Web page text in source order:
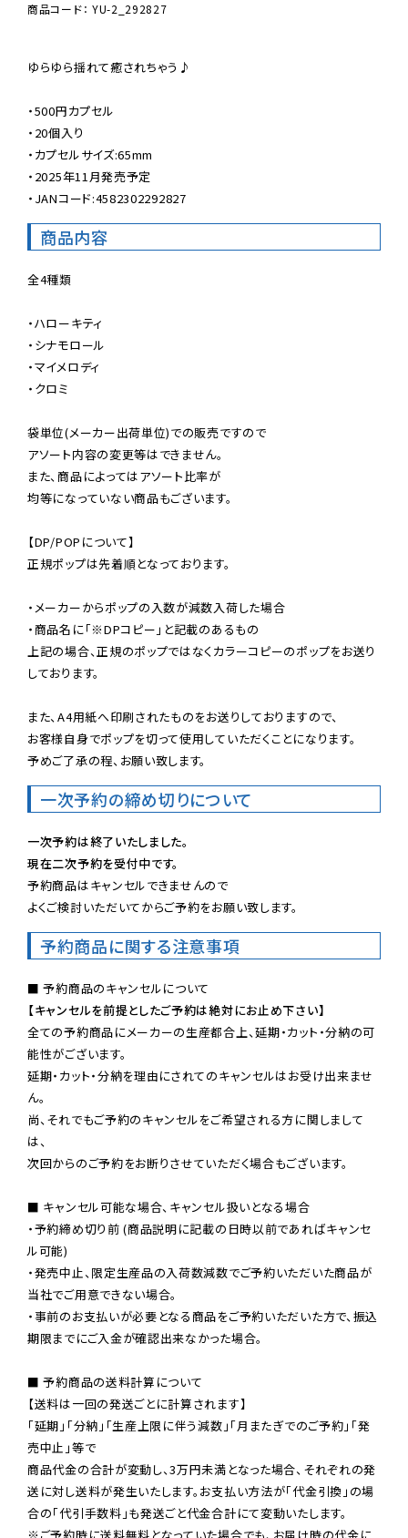
商品コード： YU-2_292827
ゆらゆら揺れて癒されちゃう♪
・500円カプセル
・20個入り
・カプセルサイズ:65mm
・2025年11月発売予定
・JANコード:4582302292827
商品内容
全4種類
・ハローキティ
・シナモロール
・マイメロディ
・クロミ
袋単位(メーカー出荷単位)での販売ですので
アソート内容の変更等はできません。
また、商品によってはアソート比率が
均等になっていない商品もございます。
【DP/POPについて】
正規ポップは先着順となっております。
・メーカーからポップの入数が減数入荷した場合
・商品名に「※DPコピー」と記載のあるもの
上記の場合、正規のポップではなくカラーコピーのポップをお送り
しております。
また、A4用紙へ印刷されたものをお送りしておりますので、
お客様自身でポップを切って使用していただくことになります。
予めご了承の程、お願い致します。
一次予約の締め切りについて
一次予約は終了いたしました。
現在二次予約を受付中です。
予約商品はキャンセルできませんので
よくご検討いただいてからご予約をお願い致します。
予約商品に関する注意事項
【キャンセルを前提としたご予約は絶対にお止め下さい】
全ての予約商品にメーカーの生産都合上、延期・カット・分納の可
能性がございます。
延期・カット・分納を理由にされてのキャンセルはお受け出来ませ
ん。
尚、それでもご予約のキャンセルをご希望される方に関しまして
は、
次回からのご予約をお断りさせていただく場合もございます。
■ キャンセル可能な場合、キャンセル扱いとなる場合
・予約締め切り前 (商品説明に記載の日時以前であればキャンセ
ル可能)
・発売中止、限定生産品の入荷数減数でご予約いただいた商品が
当社でご用意できない場合。
・事前のお支払いが必要となる商品をご予約いただいた方で、振込
期限までにご入金が確認出来なかった場合。
■ 予約商品の送料計算について
【送料は一回の発送ごとに計算されます】
「延期」「分納」「生産上限に伴う減数」「月またぎでのご予約」「発
売中止」等で
商品代金の合計が変動し、3万円未満となった場合、それぞれの発
送に対し送料が発生いたします。お支払い方法が「代金引換」の場